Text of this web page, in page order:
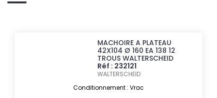
MACHOIRE A PLATEAU
42X104 Ø 160 EA 138 12
TROUS WALTERSCHEID
Réf : 232121
WALTERSCHEID
Conditionnement : Vrac